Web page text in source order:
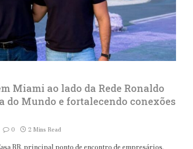
Miami ao lado da Rede Ronaldo
do Mundo e fortalecendo conexões
0 2 Mins Read
RR, principal ponto de encontro de empresários,